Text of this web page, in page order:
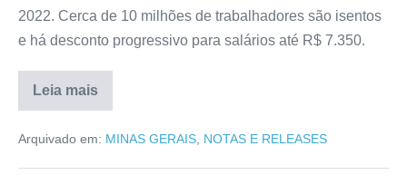
2022. Cerca de 10 milhões de trabalhadores são isentos
e há desconto progressivo para salários até R$ 7.350.
Leia mais
Arquivado em: MINAS GERAIS NOTAS E RELEASES